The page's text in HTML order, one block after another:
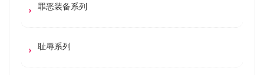
罪恶装备系列
耻辱系列